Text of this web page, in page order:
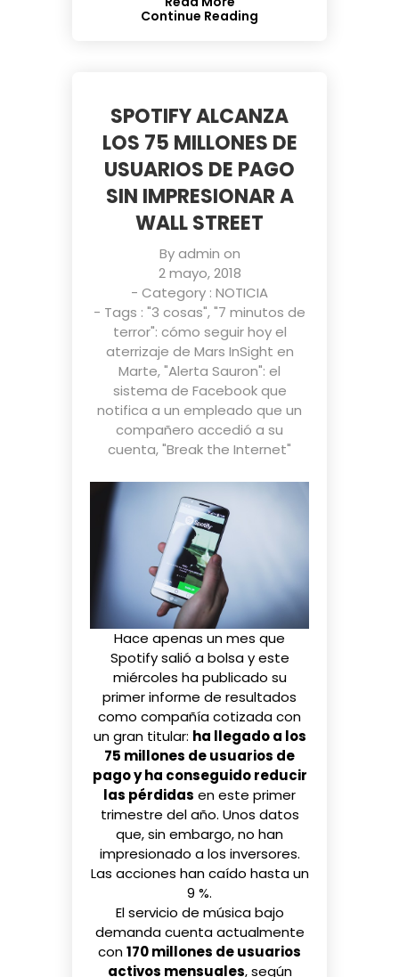
Continue Reading
SPOTIFY ALCANZA
LOS 75 MILLONES DE
USUARIOS DE PAGO
SIN IMPRESIONAR A
WALL STREET
Byadmin on
2 mayo, 2018
- Category : NOTICIA
- Tags : "3 cosas","7 minutos de
terror": cómo seguir hoy el
aterrizaje de Mars InSight en
Marte,"Alerta Sauron": el
sistema de Facebook que
notifica a un empleado que un
compañero accedió a su
cuenta,"Break the Internet"
Hace apenas un mes que
Spotifysalió a bolsay este
miércoles ha publicado su
primer informe de resultados
como compañía cotizada con
un gran titular: ha llegado a los
75 millones de usuarios de
pago y ha conseguido reducir
las pérdidas en este primer
trimestre del año. Unos datos
que, sin embargo, no han
impresionado a los inversores.
Las acciones han caído hasta un
9 %.
El servicio de música bajo
demanda cuenta actualmente
con170 millones de usuarios
activos mensuales, según